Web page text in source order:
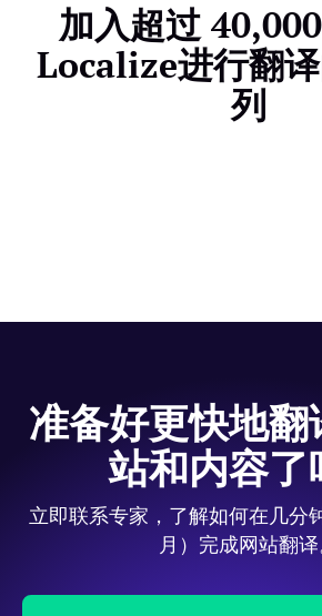
加入超过
Localize进行翻
列
准备好更快地翻
站和内容了
立即联系专家，了解如何在几分
月）完成网站翻译